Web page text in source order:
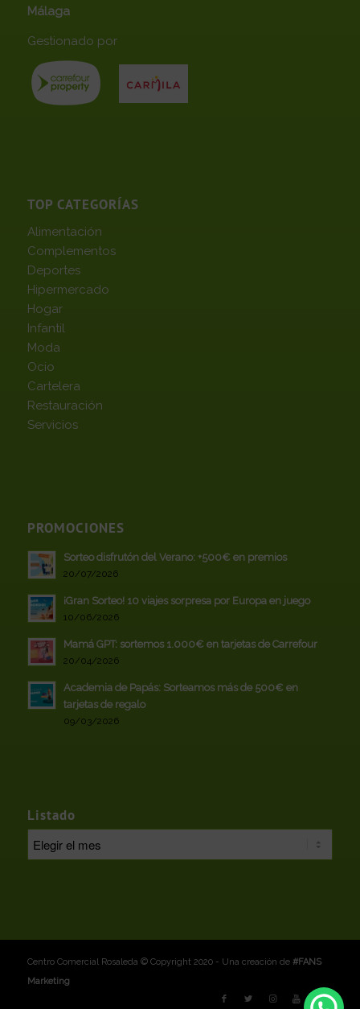
Málaga
Gestionado por
TOP CATEGORÍAS
Alimentación
Complementos
Deportes
Hipermercado
Hogar
Infantil
Moda
Ocio
Cartelera
Restauración
Servicios
PROMOCIONES
Sorteo disfrutón del Verano: +500€ en premios
20/07/2026
¡Gran Sorteo! 10 viajes sorpresa por Europa en juego
10/06/2026
Mamá GPT: sortemos 1.000€ en tarjetas de Carrefour
20/04/2026
Academia de Papás: Sorteamos más de 500€ en
tarjetas de regalo
09/03/2026
Listado
Centro Comercial Rosaleda © Copyright 2020 - Una creación de #FANS
Marketing